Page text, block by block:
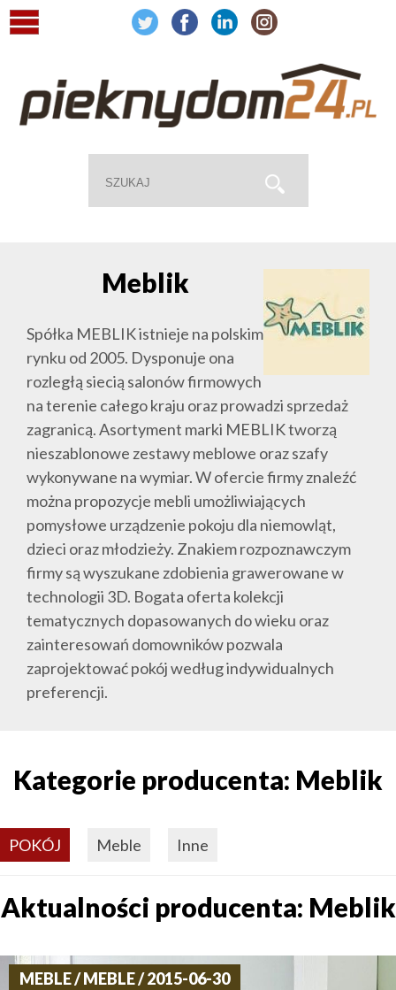
Meblik
Spółka MEBLIK istnieje na polskim
rynku od 2005. Dysponuje ona
rozległą siecią salonów firmowych
na terenie całego kraju oraz prowadzi sprzedaż
zagranicą. Asortyment marki MEBLIK tworzą
nieszablonowe zestawy meblowe oraz szafy
wykonywane na wymiar. W ofercie firmy znaleźć
można propozycje mebli umożliwiających
pomysłowe urządzenie pokoju dla niemowląt,
dzieci oraz młodzieży. Znakiem rozpoznawczym
firmy są wyszukane zdobienia grawerowane w
technologii 3D. Bogata oferta kolekcji
tematycznych dopasowanych do wieku oraz
zainteresowań domowników pozwala
zaprojektować pokój według indywidualnych
preferencji.
Kategorie producenta: Meblik
POKÓJ Meble Inne
Aktualności producenta: Meblik
MEBLE / MEBLE / 2015-06-30